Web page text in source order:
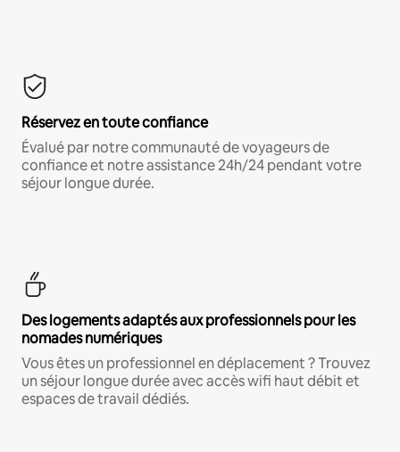
Réservez en toute confiance
Évalué par notre communauté de voyageurs de
confiance et notre assistance 24h/24 pendant votre
séjour longue durée.
Des logements adaptés aux professionnels pour les
nomades numériques
Vous êtes un professionnel en déplacement ? Trouvez
un séjour longue durée avec accès wifi haut débit et
espaces de travail dédiés.